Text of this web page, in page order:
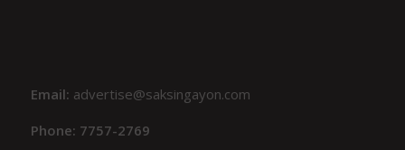
Email: advertise@saksingayon.com
Phone: 7757-2769